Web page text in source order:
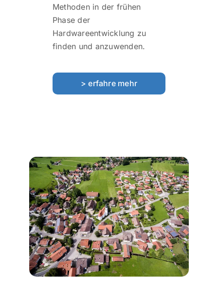
Methoden in der frühen
Phase der
Hardwareentwicklung zu
finden und anzuwenden.
> erfahre mehr